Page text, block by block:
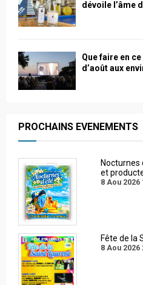
dévoile l’âme
Que faire en
d’août aux
PROCHAINS EVENEMENTS
Nocturnes
et
8 Aou 2026
Fête de la
8 Aou 2026